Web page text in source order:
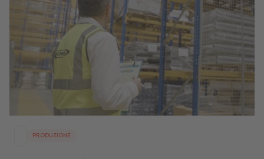
PRODUZIONE